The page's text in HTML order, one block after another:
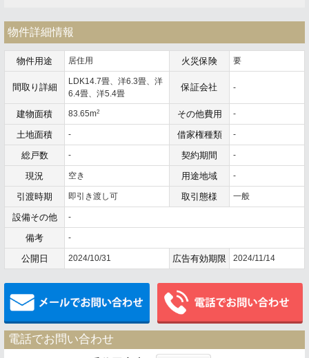
物件詳細情報
物件用途 居住用 火災保険 要
間取り詳細
LDK14.7畳、洋6.3畳、洋
6.4畳、洋5.4畳
保証会社 -
建物面積 83.65m2 その他費用 -
土地面積 - 借家権種類 -
総戸数 - 契約期間 -
現況 空き 用途地域 -
引渡時期 即引き渡し可 取引態様 一般
設備その他 -
備考 -
公開日 2024/10/31 広告有効期限 2024/11/14
メールでお問い合わせ
電話でお問い合わせ